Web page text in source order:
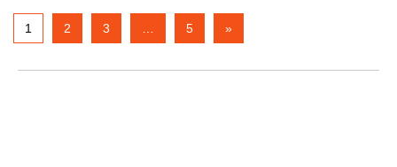
1 2 3 5 »